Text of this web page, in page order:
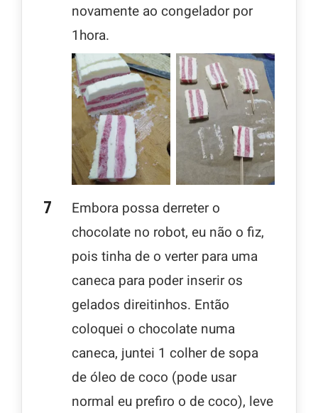
novamente ao congelador por
1hora.
Embora possa derreter o
chocolate no robot, eu não o fiz,
pois tinha de o verter para uma
caneca para poder inserir os
gelados direitinhos. Então
coloquei o chocolate numa
caneca, juntei 1 colher de sopa
de óleo de coco (pode usar
normal eu prefiro o de coco), leve